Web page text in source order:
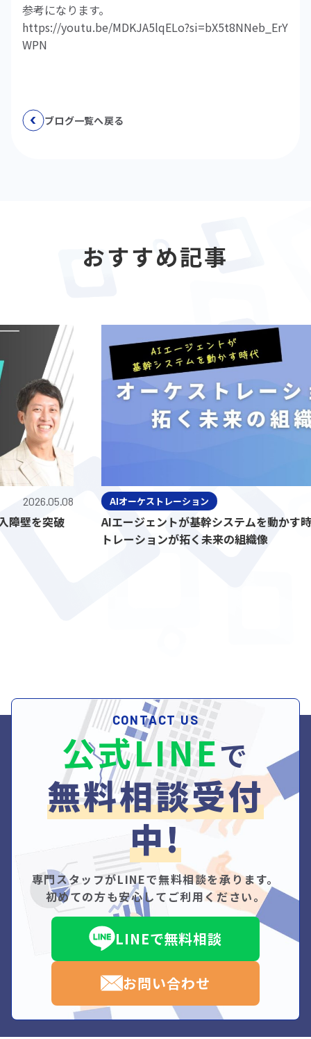
参考になります。
https://youtu.be/MDKJA5lqELo?si=bX5t8NNeb_ErY
WPN
ブログ一覧へ戻る
おすすめ記事
突破
AIオーケストレーション
AIエージェントが基幹システムを動かす時代｜
トレーションが拓く未来の組織像
CONTACT US
公式LINEで
無料相談受付
中!
専門スタッフがLINEで無料相談を承ります。
初めての方も安心してご利用ください。
LINEで無料相談
お問い合わせ